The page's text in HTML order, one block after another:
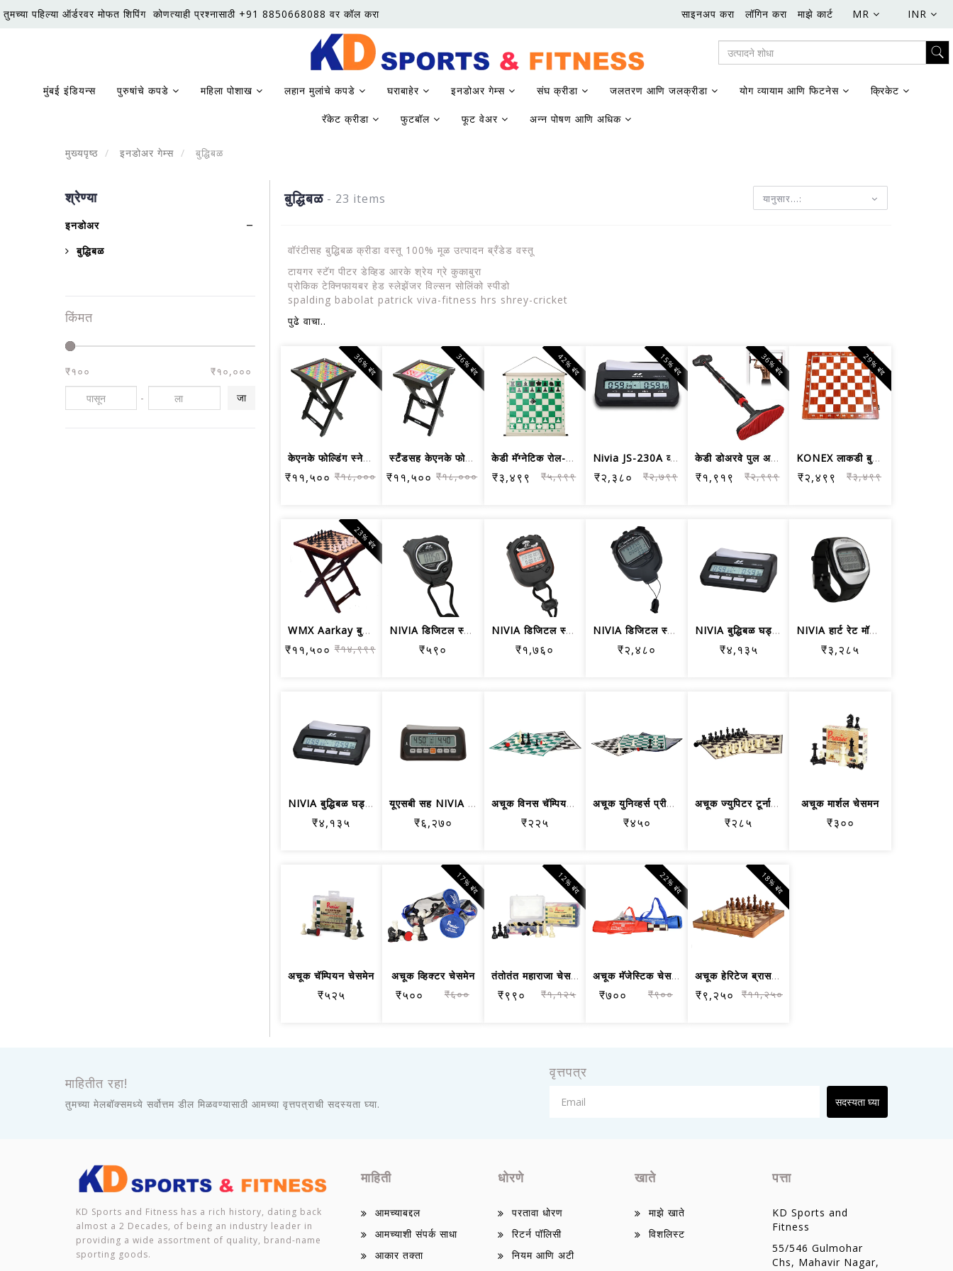
तुमच्या पहिल्या ऑर्डरवर मोफत शिपिंग कोणत्याही प्रश्नासाठी +91 8850668088 वर कॉल करा साइनअप करा लॉगिन करा माझे कार्ट MR INR
मुंबई इंडियन्स पुरुषांचे कपडे महिला पोशाख लहान मुलांचे कपडे घराबाहेर इनडोअर गेम्स संघ क्रीडा जलतरण आणि जलक्रीडा योग व्यायाम आणि फिटनेस क्रिकेट
रॅकेट क्रीडा फुटबॉल फूट वेअर अन्न पोषण आणि अधिक
मुख्यपृष्ठ इनडोअर गेम्स बुद्धिबळ
श्रेण्या
इनडोअर
बुद्धिबळ
किंमत
₹१००
₹१०,०००
-
जा
बुद्धिबळ - 23 items यानुसार...:
वॉरंटीसह बुद्धिबळ क्रीडा वस्तू 100% मूळ उत्पादन ब्रँडेड वस्तू
टायगर स्टॅग पीटर डेव्हिड आरके श्रेय ग्रे कुकाबुरा
प्रोकिक टेक्निफायबर हेड स्लेझेंजर विल्सन सोलिंको स्पीडो
spalding babolat patrick viva-fitness hrs shrey-cricket
पुढे वाचा..
केएनके फोल्डिंग स्नेक्स लॅडर बोर्ड टे...
₹११,५०० ₹१८,०००
36% बंद
स्टँडसह केएनके फोल्डिंग लाकडी लुडो बो...
₹११,५०० ₹१८,०००
36% बंद
केडी मॅग्नेटिक रोल-अप बुद्धिबळ डेमो ब...
₹३,४९९ ₹५,९९९
42% बंद
Nivia JS-230A व्यावसायिक बोर्ड गेम्सस...
₹२,३८० ₹२,७९९
15% बंद
केडी डोअरवे पुल अप बार नो स्क्रू, होम...
₹१,९१९ ₹२,९९९
36% बंद
KONEX लाकडी बुद्धिबळ बोर्ड फोल्ड करण्...
₹२,४९९ ₹३,४९९
29% बंद
WMX Aarkay बुद्धिबळ टेबल लाकडी हस्तनि...
₹११,५०० ₹१४,९९९
23% बंद
NIVIA डिजिटल स्टॉप वॉच JS-307
₹५९०
NIVIA डिजिटल स्टॉप वॉच JS-519
₹१,७६०
NIVIA डिजिटल स्टॉप वॉच JS-609
₹२,४८०
NIVIA बुद्धिबळ घड्याळ
₹४,१३५
NIVIA हार्ट रेट मॉनिटर
₹३,२८५
NIVIA बुद्धिबळ घड्याळ
₹४,१३५
यूएसबी सह NIVIA बुद्धिबळ घड्याळ
₹६,२७०
अचूक विनस चॅम्पियनशिप रोल करण्यायोग्य...
₹२२५
अचूक युनिव्हर्स प्रीमियम रोल करण्यायो...
₹४५०
अचूक ज्युपिटर टूर्नामेंट रोल करण्यायो...
₹२८५
अचूक मार्शल चेसमन
₹३००
अचूक चॅम्पियन चेसमेन
₹५२५
अचूक व्हिक्टर चेसमेन
₹५०० ₹६००
17% बंद
तंतोतंत महाराजा चेसमन
₹९९० ₹१,१२५
12% बंद
अचूक मॅजेस्टिक चेस सेट
₹७०० ₹९००
22% बंद
अचूक हेरिटेज ब्रास चेस सेट
₹९,२५० ₹११,२५०
18% बंद
माहितीत रहा!
तुमच्या मेलबॉक्समध्ये सर्वोत्तम डील मिळवण्यासाठी आमच्या वृत्तपत्राची सदस्यता घ्या.
वृत्तपत्र
सदस्यता घ्या
KD Sports and Fitness has a rich history, dating back
almost a 2 Decades, of being an industry leader in
providing a wide assortment of quality, brand-name
sporting goods.
माहिती
आमच्याबद्दल
आमच्याशी संपर्क साधा
आकार तक्ता
धोरणे
परतावा धोरण
रिटर्न पॉलिसी
नियम आणि अटी
खाते
माझे खाते
विशलिस्ट
पत्ता
KD Sports and
Fitness
55/546 Gulmohar
Chs, Mahavir Nagar,